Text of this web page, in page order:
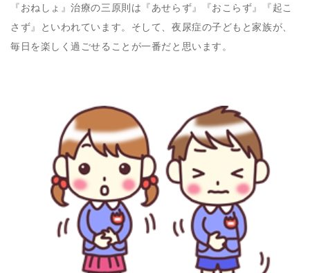
『おねしょ』治療の三原則は『あせらず』『おこらず』『起こ
さず』といわれています。そして、夜尿症の子どもと家族が、
毎日を楽しく過ごせることが一番だと思います。